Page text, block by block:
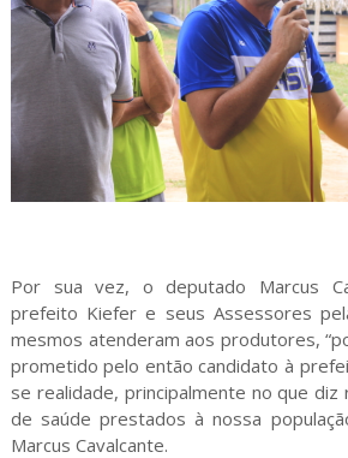
Por sua vez, o deputado Marcus
prefeito Kiefer e seus Assessores
mesmos atenderam aos produtores,
prometido pelo então candidato à
se realidade, principalmente no que
de saúde prestados à nossa
Marcus Cavalcante.